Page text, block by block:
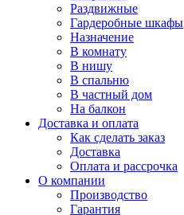
Раздвижные
Гардеробные шкафы
Назначение
В комнату
В нишу
В спальню
В частный дом
На балкон
Доставка и оплата
Как сделать заказ
Доставка
Оплата и рассрочка
О компании
Производство
Гарантия